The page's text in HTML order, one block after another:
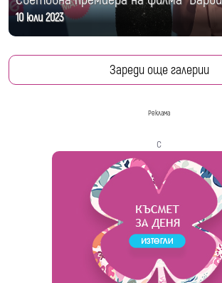
10 юли 2023
Зареди още галерии
Реклама
с